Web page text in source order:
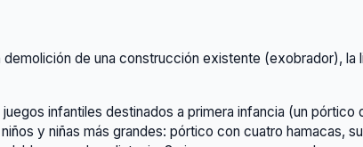
de una construcción existente (exobrador), la
infantiles destinados a primera infancia (un pórtico
y niñas más grandes: pórtico con cuatro hamacas,